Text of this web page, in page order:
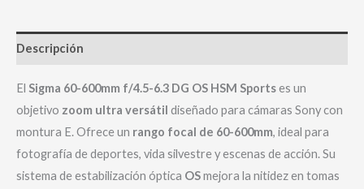
Descripción
El Sigma 60-600mm f/4.5-6.3 DG OS HSM Sportses un
objetivo zoom ultra versátil diseñado para cámaras Sony con
montura E. Ofrece un rango focal de 60-600mm, ideal para
fotografía de deportes, vida silvestre y escenas de acción. Su
sistema de estabilización óptica OSmejora la nitidez en tomas